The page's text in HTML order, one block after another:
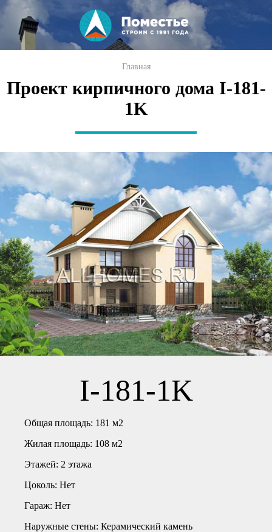
Перейти к
основному
содержанию
Главная
Проект кирпичного дома I-181-
1K
I-181-1K
Общая площадь: 181 м2
Жилая площадь: 108 м2
Этажей: 2 этажа
Цоколь: Нет
Гараж: Нет
Наружные стены: Керамический камень